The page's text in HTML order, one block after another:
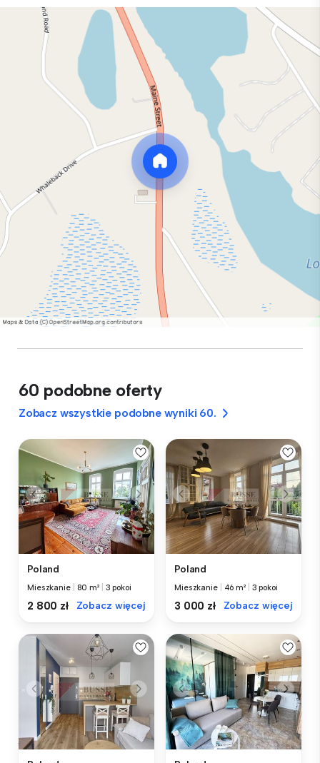
60 podobne oferty
Zobacz wszystkie podobne wyniki 60.
Poland
Mieszkanie 80 m² 3 pokoi
2 800 zł Zobacz więcej
Poland
Mieszkanie 46 m² 3 pokoi
3 000 zł Zobacz więcej